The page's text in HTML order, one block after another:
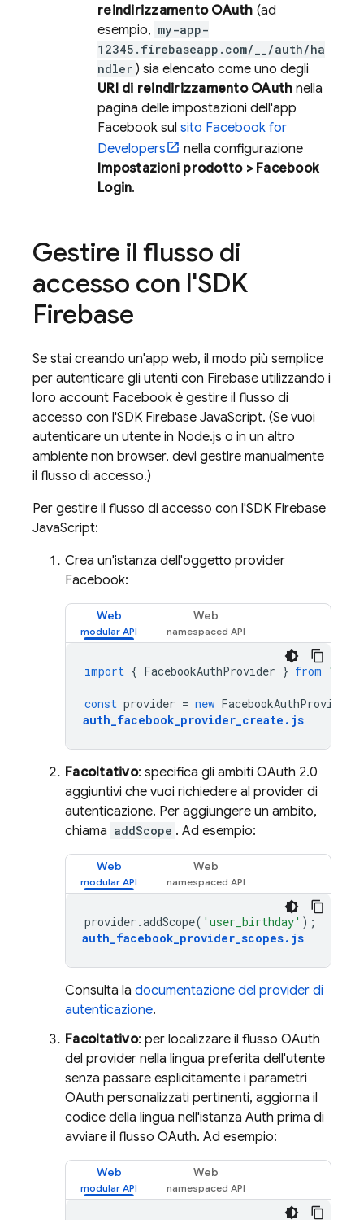
reindirizzamento OAuth (ad
esempio, my-app-
12345.firebaseapp.com/__/auth/ha
ndler ) sia elencato come uno degli
URI di reindirizzamento OAuth nella
pagina delle impostazioni dell'app
Facebook sul sito Facebook for
Developers
nella configurazione
Impostazioni prodotto > Facebook
Login.
Gestire il flusso di
accesso con l'SDK
Firebase
Se stai creando un'app web, il modo più semplice
per autenticare gli utenti con Firebase utilizzando i
loro account Facebook è gestire il flusso di
accesso con l'SDK Firebase JavaScript. (Se vuoi
autenticare un utente in Node.js o in un altro
ambiente non browser, devi gestire manualmente
il flusso di accesso.)
Per gestire il flusso di accesso con l'SDK Firebase
JavaScript:
Crea un'istanza dell'oggetto provider
Facebook:
Web Web
import { FacebookAuthProvider } from
const provider = new FacebookAuthProvider
auth_facebook_provider_create . js
Facoltativo: specifica gli ambiti OAuth 2.0
aggiuntivi che vuoi richiedere al provider di
autenticazione. Per aggiungere un ambito,
chiama addScope . Ad esempio:
Web Web
provider .addScope( 'user_birthday' );
auth_facebook_provider_scopes. js
Consulta la documentazione del provider di
autenticazione.
Facoltativo: per localizzare il flusso OAuth
del provider nella lingua preferita dell'utente
senza passare esplicitamente i parametri
OAuth personalizzati pertinenti, aggiorna il
codice della lingua nell'istanza Auth prima di
avviare il flusso OAuth. Ad esempio:
Web Web